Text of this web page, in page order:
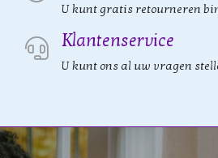
U kunt gratis retourneren
Klantenservice
U kunt ons al uw vragen